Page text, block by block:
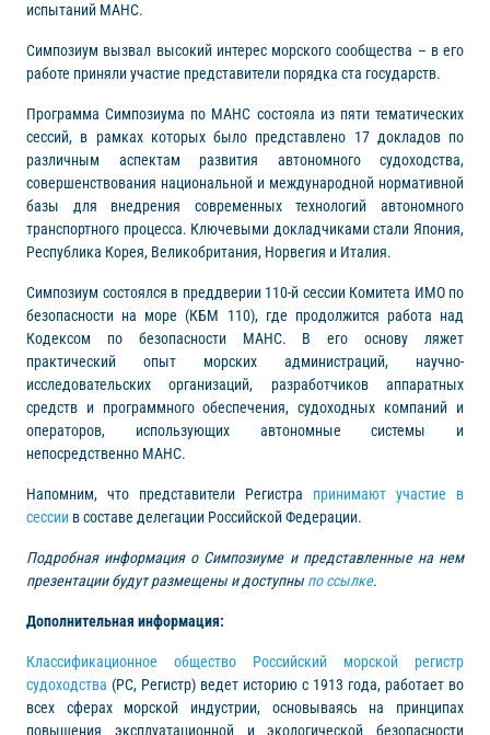
испытаний МАНС.
Симпозиум вызвал высокий интерес морского сообщества – в его
работе приняли участие представители порядка ста государств.
Программа Симпозиума по МАНС состояла из пяти тематических
сессий, в рамках которых было представлено 17 докладов по
различным аспектам развития автономного судоходства,
совершенствования национальной и международной нормативной
базы для внедрения современных технологий автономного
транспортного процесса. Ключевыми докладчиками стали Япония,
Республика Корея, Великобритания, Норвегия и Италия.
Симпозиум состоялся в преддверии 110-й сессии Комитета ИМО по
безопасности на море (КБМ 110), где продолжится работа над
Кодексом по безопасности МАНС. В его основу ляжет
практический опыт морских администраций, научно-
исследовательских организаций, разработчиков аппаратных
средств и программного обеспечения, судоходных компаний и
операторов, использующих автономные системы и
непосредственно МАНС.
Напомним, что представители Регистра принимают участие в
сессии в составе делегации Российской Федерации.
Подробная информация о Симпозиуме и представленные на нем
презентации будут размещены и доступны по ссылке.
Дополнительная информация:
Классификационное общество Российский морской регистр
судоходства (РС, Регистр) ведет историю с 1913 года, работает во
всех сферах морской индустрии, основываясь на принципах
повышения эксплуатационной и экологической безопасности